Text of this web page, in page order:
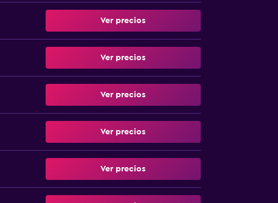
Ver precios
Ver precios
Ver precios
Ver precios
Ver precios